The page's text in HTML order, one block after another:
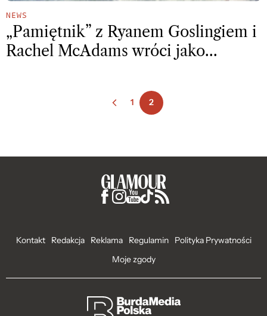
NEWS
„Pamiętnik” z Ryanem Goslingiem i
Rachel McAdams wróci jako…
1 2
Kontakt Redakcja Reklama Regulamin
Polityka Prywatności
Moje zgody